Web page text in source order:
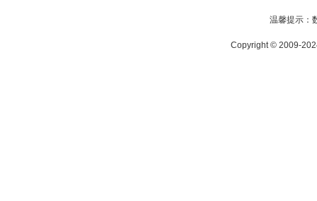
温馨提示：
Copyright © 2009-